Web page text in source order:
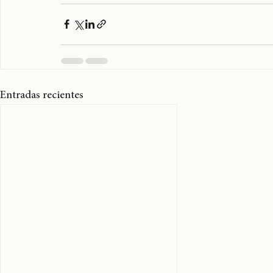
LovJoyHip HopRapNew YorkBusta RhymesFlipmode
NewYork